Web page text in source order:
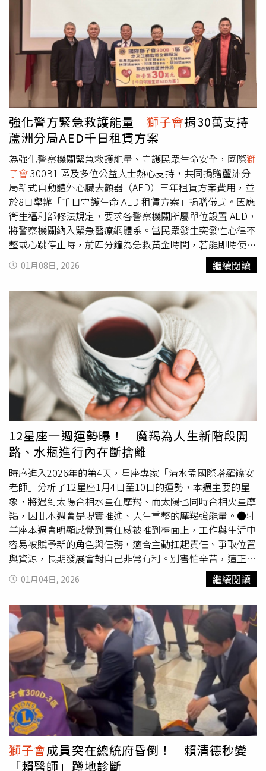
雄（中）過去力挺趙怡翔接棒地方服務，如今趙怡翔轉任國
安會職務，他呼籲鄉親，支持曾任趙辦公室助理的劉品妡進
入議會為民發聲。（圖／黃耀徵攝）
能掉以輕心，避免在事情發生時毫無準備。因此，上任後在
總統府成立「全社會防衛韌性委員會」，提出多項重點主
軸，加強並善用鄰里平時的訓練，在必要時加以應用，達到
全民防災的目標。賴清德指出，在內政部與消防署共同努力
下，去年已培訓了6萬8千名防災士，今年也要繼續努力，希
望達成培訓10萬名防災士的目標。同時感謝內政部、臺中市
政府、消防局、逢甲大學、防災研究中心團隊共同參與這項
防災士培訓計畫。賴清德指出，在場學員皆已成為合格的防
災士，之後就可以協助鄰里、社區進行風險盤點工作，也能
帶領實地演練、建立聯絡網絡，讓資訊更快、行動更準、照
顧更到位。並肯定何欣純立法委員積極推動臺中市各項建
設，爭取中央資源照顧地方在社會福利上的需求，也高度支
持防災士制度以及全社會防衛韌性。最後，賴清德再次感謝
大家參與這項防災士培訓計畫。並表示，社區多一分安全，
國家就多一分穩定，期勉未來有更多行業與團體一起來投入
防災士培訓。
強化警方緊急救護能量 獅子會捐30萬支持
蘆洲分局AED千日租賃方案
為強化警察機關緊急救護能量、守護民眾生命安全，國際獅
子會300B1 區及多位公益人士熱心支持，共同捐贈蘆洲分
局新式自動體外心臟去顫器（AED）三年租賃方案費用，並
於8日舉辦「千日守護生命 AED 租賃方案」捐贈儀式。因應
衛生福利部修法規定，要求各警察機關所屬單位設置 AED，
將警察機關納入緊急醫療網體系。當民眾發生突發性心律不
整或心跳停止時，前四分鐘為急救黃金時間，若能即時使用
AED 進行電擊，有助於心臟恢復正常節律，對於搶救生命具
有關鍵性影響。國際
300B1 區長期投入公益、關懷
社會安全。余文生獅友接任2025-2026年度總監後，特別關
心警政需求，得知本分局 AED 設備老舊面臨更新困境後，
隨即號召獅友及多位企業界公益人士共同響應。本次由林輝
廷、林進發、蔡鋊懸、李彥杰董、王世賢、王贊勳與全體獅
友聯合捐助新臺幣 30 萬元，捐贈蘆洲分局為期三年的AED
設備租賃費用，實現「千日守護生命」的目標。不同以往一
次性的捐贈，缺乏後續耗材更新及維護費用；本次捐贈AED
採用租賃方案，於合約內由專業廠商負責定期檢測與維護，
並免費更換零件及耗材，不僅減少警政單位管理負擔，也讓
警政預算得以優先投入治安維護、交通安全、警用裝備汰換
及同仁照顧等核心警政工作。蘆洲分局長王耀輝表示，感謝
國際獅子會300B1 區余文生總監以所有參與捐助的公益人
士對警政工作與警察同仁的支持，成為警察守護生命、維護
治安的重要後盾。並期盼藉由本次捐贈拋磚引玉，吸引更多
社會公益團體與人士投入，共同打造更安全、更安心的生活
環境。
01月08日, 2026 繼續閱讀
12星座一週運勢曝！ 魔羯為人生新階段開
路、水瓶進行內在斷捨離
時序進入2026年的第4天，星座專家「清水孟國際塔羅篠安
老師」分析了12星座1月4日至10日的運勢，本週主要的星
象，將遇到太陽合相水星在摩羯、而太陽也同時合相火星摩
羯，因此本週會是現實推進、人生重整的摩羯強能量。●牡
羊座本週會明顯感覺到責任感被推到檯面上，工作與生活中
容易被賦予新的角色與任務，適合主動扛起責任、爭取位置
與資源，長期發展會對自己非常有利。別害怕辛苦，這正是
自己在為下一個成就階段鋪路的一週。●金牛座這一週是適
合為未來重新定義方向的時期，金牛會對自己的人生藍圖有
更清楚的想法，也適合開始規劃長期計畫。只要願意跨出第
一步，後續會有穩定的成長與回饋，這一週也是為未來開路
的重要轉折點。●雙子座本週會特別關注金錢、資源與關係
界線的調整，也容易看清哪些關係正在消耗自己。情感與現
實層面都需要重新建立安全感，該說清楚的別再拖延。這週
雙子座正在為未來的人際與財務穩定打下新的基礎。●巨蟹
座本週在感情與合作關係進入關鍵推進期，單身者容易遇到
認真型對象，有伴者適合討論承諾與未來規劃。合作關係也
會進入定案階段，這一週是適合做出長期選擇與重要承諾的
時刻。●獅子座本週生活節奏明顯轉向務實與自律，適合開
始減重、養生、調整工作方式或重新建立效率制度。獅子會
發現只要願意落實改變，身體與工作成果都會開始回饋自
01月04日, 2026 繼續閱讀
獅子會成員突在總統府昏倒！ 賴清德秒變
「賴醫師」蹲地診斷